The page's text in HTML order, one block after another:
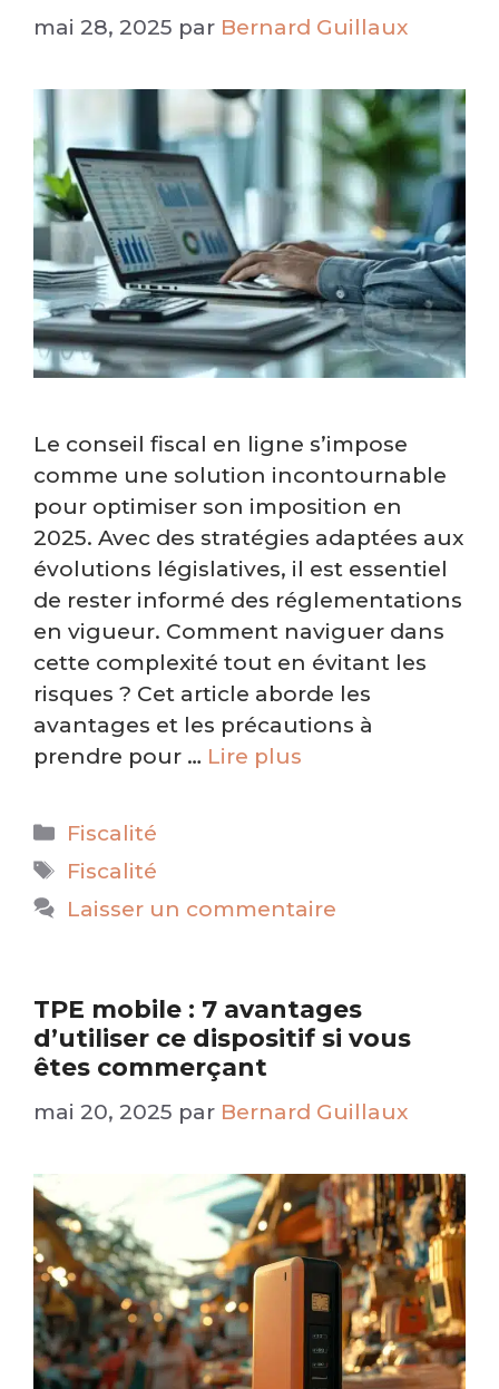
mai 28, 2025 par Bernard Guillaux
Le conseil fiscal en ligne s’impose
comme une solution incontournable
pour optimiser son imposition en
2025. Avec des stratégies adaptées aux
évolutions législatives, il est essentiel
de rester informé des réglementations
en vigueur. Comment naviguer dans
cette complexité tout en évitant les
risques ? Cet article aborde les
avantages et les précautions à
prendre pour … Lire plus
Catégories
Fiscalité
Étiquettes
Fiscalité
Laisser un commentaire
TPE mobile : 7 avantages
d’utiliser ce dispositif si vous
êtes commerçant
mai 20, 2025 par Bernard Guillaux